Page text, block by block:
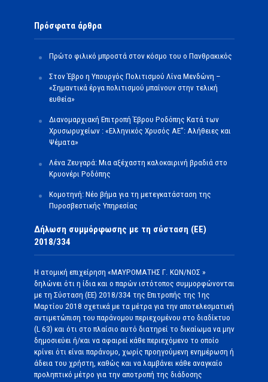
Πρόσφατα άρθρα
Πρώτο φιλικό μπροστά στον κόσμο του ο Πανθρακικός
Στον Έβρο η Υπουργός Πολιτισμού Λίνα Μενδώνη –
«Σημαντικά έργα πολιτισμού μπαίνουν στην τελική
ευθεία»
Διανομαρχιακή Επιτροπή Έβρου Ροδόπης Κατά των
Χρυσωρυχείων : «Ελληνικός Χρυσός ΑΕ”: Αλήθειες και
Ψέματα»
Λένα Ζευγαρά: Μια αξέχαστη καλοκαιρινή βραδιά στο
Κρυονέρι Ροδόπης
Κομοτηνή: Νέο βήμα για τη μετεγκατάσταση της
Πυροσβεστικής Υπηρεσίας
Δήλωση συμμόρφωσης με τη σύσταση (ΕΕ)
2018/334
Η ατομική επιχείρηση «ΜΑΥΡΟΜΑΤΗΣ Γ. ΚΩΝ/ΝΟΣ »
δηλώνει ότι η ίδια και ο παρών ιστότοπος συμμορφώνονται
με τη Σύσταση (ΕΕ) 2018/334 της Επιτροπής της 1ης
Μαρτίου 2018 σχετικά με τα μέτρα για την αποτελεσματική
αντιμετώπιση του παράνομου περιεχομένου στο διαδίκτυο
(L 63) και ότι στο πλαίσιο αυτό διατηρεί το δικαίωμα να μην
δημοσιεύει ή/και να αφαιρεί κάθε περιεχόμενο το οποίο
κρίνει ότι είναι παράνομο, χωρίς προηγούμενη ενημέρωση ή
άδεια του χρήστη, καθώς και να λαμβάνει κάθε αναγκαίο
προληπτικό μέτρο για την αποτροπή της διάδοσης